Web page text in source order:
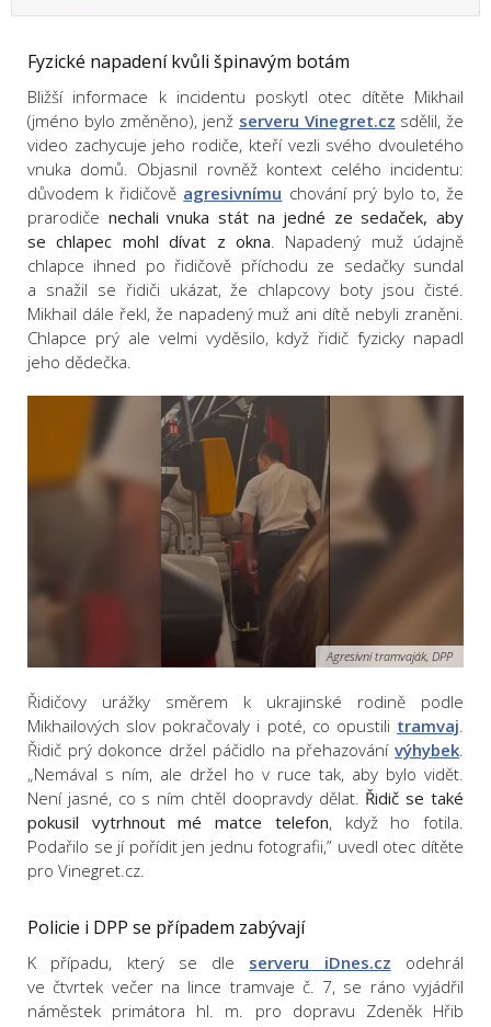
Fyzické napadení kvůli špinavým botám
Bližší informace k incidentu poskytl otec dítěte Mikhail
(jméno bylo změněno), jenž serveru Vinegret.cz sdělil, že
video zachycuje jeho rodiče, kteří vezli svého dvouletého
vnuka domů. Objasnil rovněž kontext celého incidentu:
důvodem k řidičově agresivnímu chování prý bylo to, že
prarodiče nechali vnuka stát na jedné ze sedaček, aby
se chlapec mohl dívat z okna. Napadený muž údajně
chlapce ihned po řidičově příchodu ze sedačky sundal
a snažil se řidiči ukázat, že chlapcovy boty jsou čisté.
Mikhail dále řekl, že napadený muž ani dítě nebyli zraněni.
Chlapce prý ale velmi vyděsilo, když řidič fyzicky napadl
jeho dědečka.
Agresivní tramvaják, DPP
Řidičovy urážky směrem k ukrajinské rodině podle
Mikhailových slov pokračovaly i poté, co opustili tramvaj.
Řidič prý dokonce držel páčidlo na přehazování výhybek.
„Nemával s ním, ale držel ho v ruce tak, aby bylo vidět.
Není jasné, co s ním chtěl doopravdy dělat. Řidič se také
pokusil vytrhnout mé matce telefon, když ho fotila.
Podařilo se jí pořídit jen jednu fotografii,” uvedl otec dítěte
pro Vinegret.cz.
Policie i DPP se případem zabývají
K případu, který se dle serveru iDnes.cz odehrál
ve čtvrtek večer na lince tramvaje č. 7, se ráno vyjádřil
náměstek primátora hl. m. pro dopravu Zdeněk Hřib